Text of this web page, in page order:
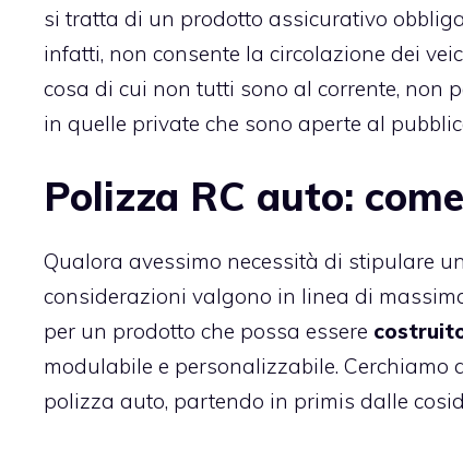
si tratta di un prodotto assicurativo
infatti, non consente la circolazione dei
cosa di cui non tutti sono al corrente, non
in quelle private che sono aperte al
Polizza RC auto:
Qualora avessimo necessità di stipulare
considerazioni valgono in linea di
per un prodotto che possa essere
modulabile e personalizzabile. Cerchiamo
polizza auto, partendo in primis dalle